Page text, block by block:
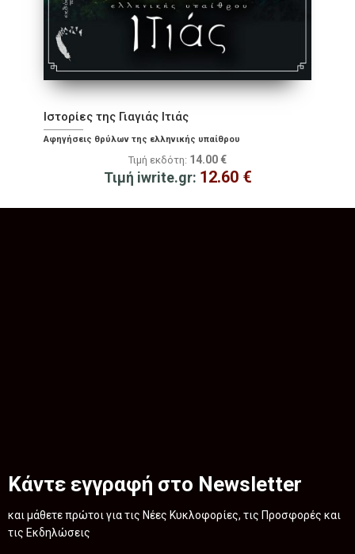
Ιστορίες της Γιαγιάς Ιτιάς
Αφηγήσεις θρύλων της ελληνικής υπαίθρου
Τιμή εκδότη: 14.00 €
Τιμή iwrite.gr: 12.60 €
Κάντε εγγραφή στο Newsletter
και μάθετε πρώτοι για τις Νέες Κυκλοφορίες, τις Προσφορές και
τις Εκδηλώσεις